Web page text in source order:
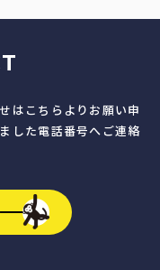
はこちらよりお願い申
した電話番号へご連絡